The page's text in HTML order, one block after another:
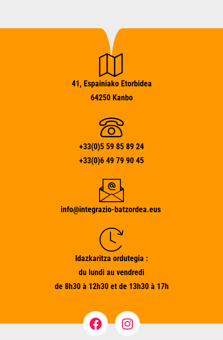
41, Espainiako Etorbidea
64250 Kanbo
+33(0)5 59 85 89 24
+33(0)6 49 79 90 45
info@integrazio-batzordea.eus
Idazkaritza ordutegia :
du lundi au vendredi
de 8h30 à 12h30 et de 13h30 à 17h